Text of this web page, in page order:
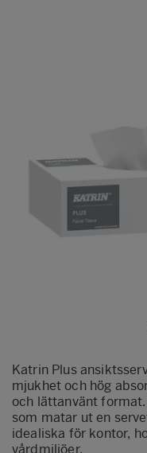
Katrin Plus
mjukhet och hög
och lättanvänt
som matar ut en
idealiska för kontor,
vårdmiljöer.